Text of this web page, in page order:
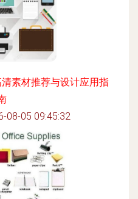
素材推荐与设计应用指
08-05 09:45:32